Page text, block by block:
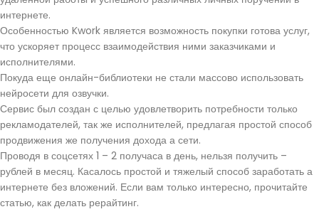
интернете.
Особенностью Kwork является возможность покупки готова услуг,
что ускоряет процесс взаимодействия ними заказчиками и
исполнителями.
Покуда еще онлайн-библиотеки не стали массово использовать
нейросети для озвучки.
Сервис был создан с целью удовлетворить потребности только
рекламодателей, так же исполнителей, предлагая простой способ
продвижения же получения дохода а сети.
Проводя в соцсетях 1 – 2 получаса в день, нельзя получить –
рублей в месяц. Касалось простой и тяжелый способ заработать а
интернете без вложений. Если вам только интересно, прочитайте
статью, как делать рерайтинг.